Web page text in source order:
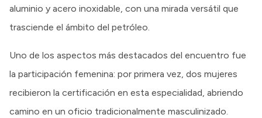
aluminio y acero inoxidable, con una mirada versátil que
trasciende el ámbito del petróleo.
Uno de los aspectos más destacados del encuentro fue
la participación femenina: por primera vez, dos mujeres
recibieron la certificación en esta especialidad, abriendo
camino en un oficio tradicionalmente masculinizado.